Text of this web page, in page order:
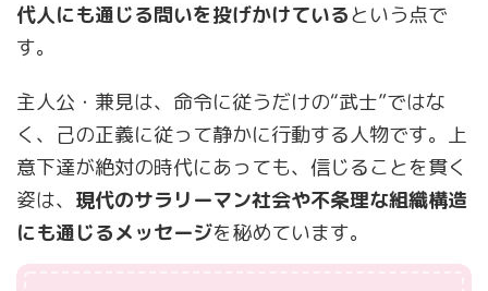
代人にも通じる問いを投げかけているという点で
す。
主人公・兼見は、命令に従うだけの“武士”ではな
く、己の正義に従って静かに行動する人物です。上
意下達が絶対の時代にあっても、信じることを貫く
姿は、 現代のサラリーマン社会や不条理な組織構造
にも通じるメッセージを秘めています。